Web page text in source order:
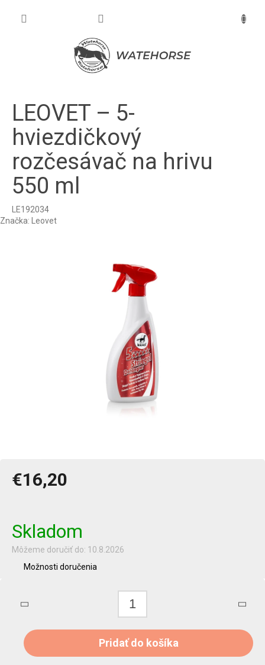
LEOVET – 5-
hviezdičkový
rozčesávač na hrivu
550 ml
LE192034
Značka: Leovet
€16,20
Skladom
Môžeme doručiť do: 10.8.2026
Možnosti doručenia
Pridať do košíka